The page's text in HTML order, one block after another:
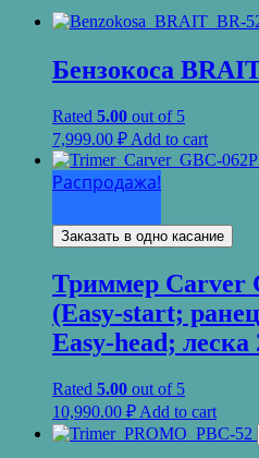
Бензокоса
Rated 5.00 out of 5
7,999.00 ₽ Add to cart
Распродажа!
Заказать в одно касание
Триммер Carver
(Easy-start;
Easy-head; леска
Rated 5.00 out of 5
10,990.00 ₽ Add to cart